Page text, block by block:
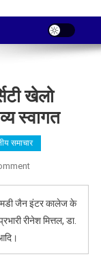
खेलो
स्वागत
समाचार
On
जैन
इंटर
जैन इंटर कालेज के
रीनेश मित्तल, डा.